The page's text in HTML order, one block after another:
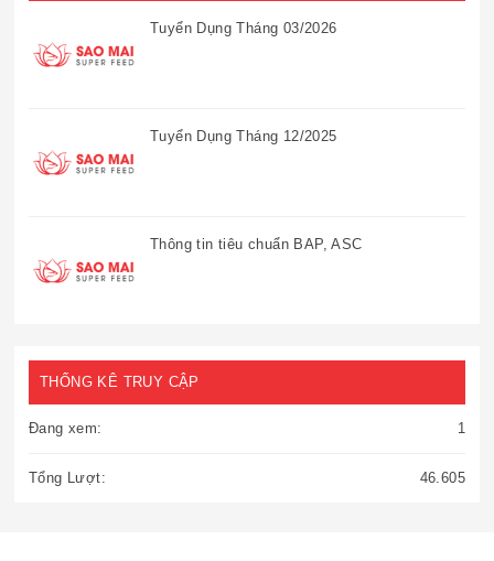
Tuyển Dụng Tháng 03/2026
Tuyển Dụng Tháng 12/2025
Thông tin tiêu chuẩn BAP, ASC
THỐNG KÊ TRUY CẬP
Đang xem: 1
Tổng Lượt: 46.605